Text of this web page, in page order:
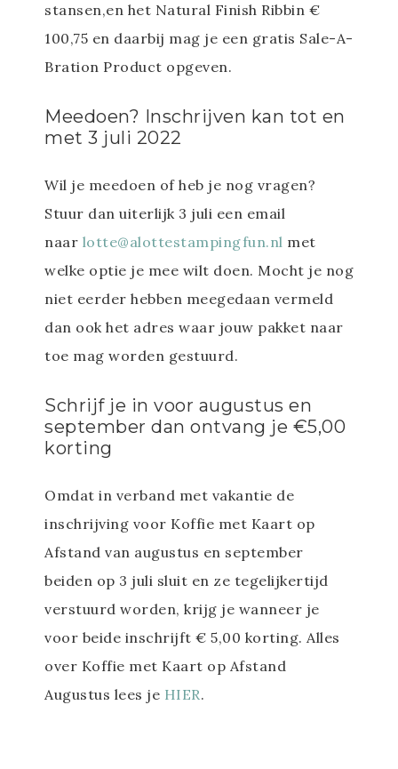
stansen,en het Natural Finish Ribbin €
100,75 en daarbij mag je een gratis Sale-A-
Bration Product opgeven.
Meedoen? Inschrijven kan tot en
met 3 juli 2022
Wil je meedoen of heb je nog vragen?
Stuur dan uiterlijk 3 juli een email
naar lotte@alottestampingfun.nl met
welke optie je mee wilt doen. Mocht je nog
niet eerder hebben meegedaan vermeld
dan ook het adres waar jouw pakket naar
toe mag worden gestuurd.
Schrijf je in voor augustus en
september dan ontvang je €5,00
korting
Omdat in verband met vakantie de
inschrijving voor Koffie met Kaart op
Afstand van augustus en september
beiden op 3 juli sluit en ze tegelijkertijd
verstuurd worden, krijg je wanneer je
voor beide inschrijft € 5,00 korting. Alles
over Koffie met Kaart op Afstand
Augustus lees je HIER.